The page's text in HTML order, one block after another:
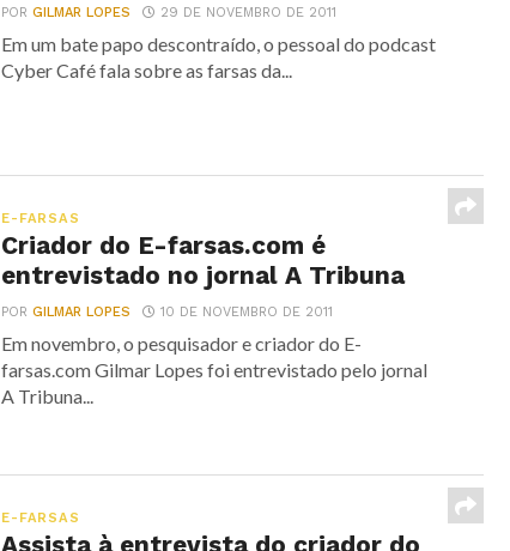
PORGILMAR LOPES 29 DE NOVEMBRO DE 2011
Em um bate papo descontraído, o pessoal do podcast
Cyber Café fala sobre as farsas da...
E-FARSAS
Criador do E-farsas.com é
entrevistado no jornal A Tribuna
PORGILMAR LOPES 10 DE NOVEMBRO DE 2011
Em novembro, o pesquisador e criador do E-
farsas.com Gilmar Lopes foi entrevistado pelo jornal
A Tribuna...
E-FARSAS